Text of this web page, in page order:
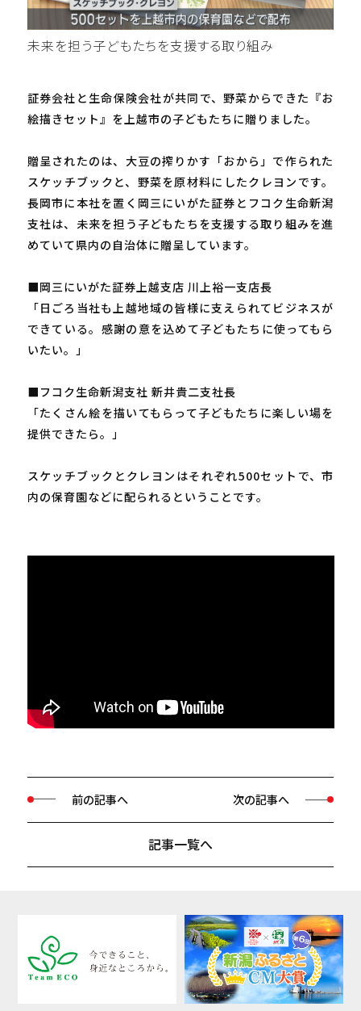
未来を担う子どもたちを支援する取り組み
証券会社と生命保険会社が共同で、野菜からできた『お
絵描きセット』を上越市の子どもたちに贈りました。
贈呈されたのは、大豆の搾りかす「おから」で作られた
スケッチブックと、野菜を原材料にしたクレヨンです。
長岡市に本社を置く岡三にいがた証券とフコク生命新潟
支社は、未来を担う子どもたちを支援する取り組みを進
めていて県内の自治体に贈呈しています。
■岡三にいがた証券上越支店 川上裕一支店長
「日ごろ当社も上越地域の皆様に支えられてビジネスが
できている。感謝の意を込めて子どもたちに使ってもら
いたい。」
■フコク生命新潟支社 新井貴二支社長
「たくさん絵を描いてもらって子どもたちに楽しい場を
提供できたら。」
スケッチブックとクレヨンはそれぞれ500セットで、市
内の保育園などに配られるということです。
前の記事へ
記事一覧へ
次の記事へ